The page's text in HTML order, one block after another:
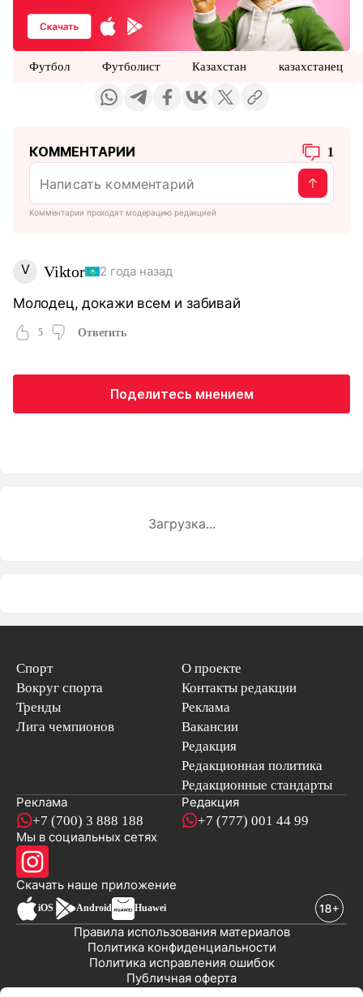
Футбол Футболист Казахстан казахстанец
КОММЕНТАРИИ 1
Комментарии проходят модерацию редакцией
V Viktor 2 года назад
Молодец, докажи всем и забивай
5 Ответить
Поделитесь мнением
Загрузка...
Спорт
Вокруг спорта
Тренды
Лига чемпионов
О проекте
Контакты редакции
Реклама
Вакансии
Редакция
Редакционная политика
Редакционные стандарты
Реклама
+7 (700) 3 888 188
Редакция
+7 (777) 001 44 99
Мы в социальных сетях
Скачать наше приложениеновостей
iOS Android Huawei
Публичная оферта
Политика исправления ошибок
Политика конфиденциальности
Правила использования материалов